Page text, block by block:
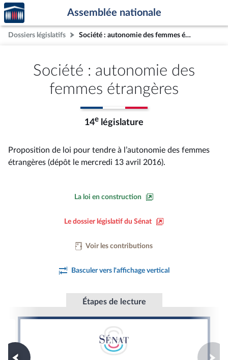
Aller au contenu
Aller en bas de la page
Accèder
à la
page
d'accueil
Assemblée nationale
Dossiers législatifs Société : autonomie des femmes étrangères
Société : autonomie des
femmes étrangères
14e législature
Proposition de loi pour tendre à l’autonomie des femmes
étrangères (dépôt le mercredi 13 avril 2016).
La loi en construction
Le dossier législatif du Sénat
Voir les contributions
Basculer vers l'affichage vertical
Étapes de lecture
Première lecture au Sénat